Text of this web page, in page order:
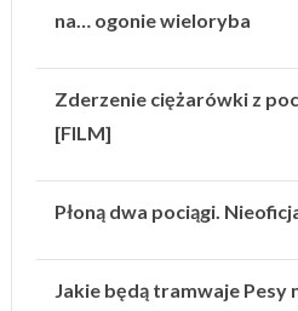
na… ogonie wieloryba
Zderzenie ciężarówki z
[FILM]
Płoną dwa pociągi.
Jakie będą tramwaje Pesy